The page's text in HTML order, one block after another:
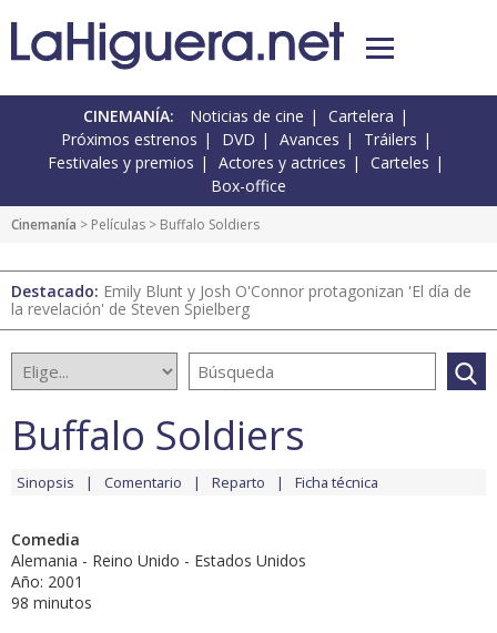
CINEMANÍA: Noticias de cine
Cartelera
Próximos estrenos
DVD Avances
Tráilers
Festivales y premios
Actores y actrices
Carteles
Box-office
Cinemanía > Películas > Buffalo Soldiers
Destacado: Emily Blunt y Josh O'Connor protagonizan 'El día de
la revelación' de Steven Spielberg
Buffalo Soldiers
Sinopsis Comentario Reparto Ficha técnica
Comedia
Alemania - Reino Unido - Estados Unidos
Año: 2001
98 minutos